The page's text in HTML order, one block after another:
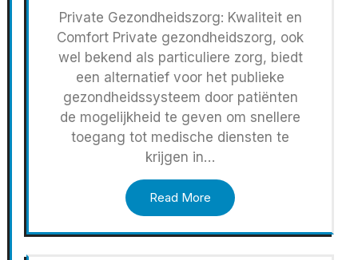
Private Gezondheidszorg: Kwaliteit en
Comfort Private gezondheidszorg, ook
wel bekend als particuliere zorg, biedt
een alternatief voor het publieke
gezondheidssysteem door patiënten
de mogelijkheid te geven om snellere
toegang tot medische diensten te
krijgen in…
Read More